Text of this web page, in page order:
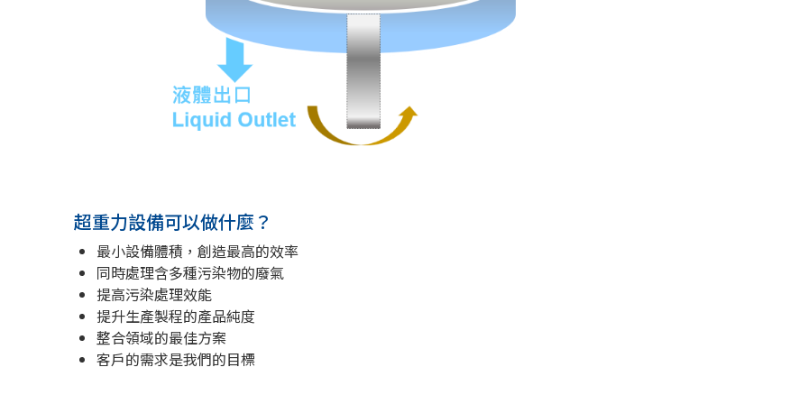
超重力設備可以做什麼？
最小設備體積，創造最高的效率
同時處理含多種污染物的廢氣
提高污染處理效能
提升生產製程的產品純度
整合領域的最佳方案
客戶的需求是我們的目標